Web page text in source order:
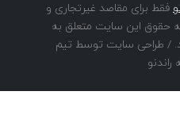
فقط برای مقاصد غیرتجاری و
حقوق این سایت متعلق به
/ طراحی سایت توسط تیم